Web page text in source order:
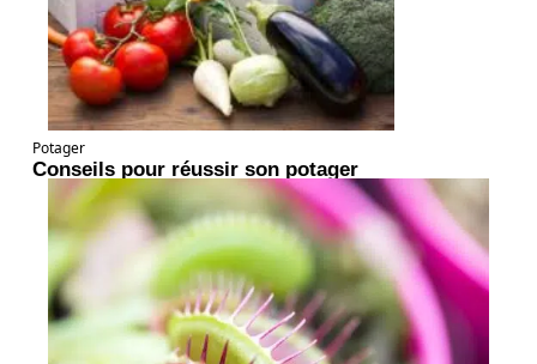
Potager
Conseils pour réussir son potager